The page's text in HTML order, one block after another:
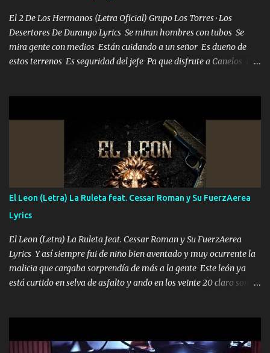
mueven solo por el interés P...
El 2 De Los Hermanos (Letra Oficial) Grupo Los Torres · Los
Desertores De Durango Lyrics Se miran hombres con tubos Se
mira gente con medios Están cuidando a un señor Es dueño de
estos terrenos Es seguridad del jefe Pa que disfrute a Canelos Es
ni tampoco las mujeres porque es platica de grandes por eso hay
que estar alegres doy las instrucciones para atender los deberes
Música Si es que salta algún problema de confianza tengo gente
ahí está el Hombre Cuarenta y también Pariente 7 arreglan
cualquier problema no más es cuestión que ordené NOS HACE
FALTA UN HERMANO DE CLAVE ERA EL 24 SIEMPRE FUE UN
HOMBRE VALIENTE POR ALGO M'URIÓ PELEAND0 SIEMPRE
VIO POR LA FAMILIA PARA QUE SIGA EL LEGADO Es el DOS de
los HERMANOS un cerebro inteligente y com...
El Leon (Letra) La Ruleta feat. Cessar Roman y Su FuerzAerea
Lyrics
El Leon (Letra) La Ruleta feat. Cessar Roman y Su FuerzAerea
Lyrics Y así siempre fui de niño bien aventado y muy ocurrente la
malicia que cargaba sorprendía de más a la gente Este león ya
está curtido en selva de asfalto y ando en los veinte 20 claro son
pa más pues hay charola les voy a dar hasta topar pues no hay de